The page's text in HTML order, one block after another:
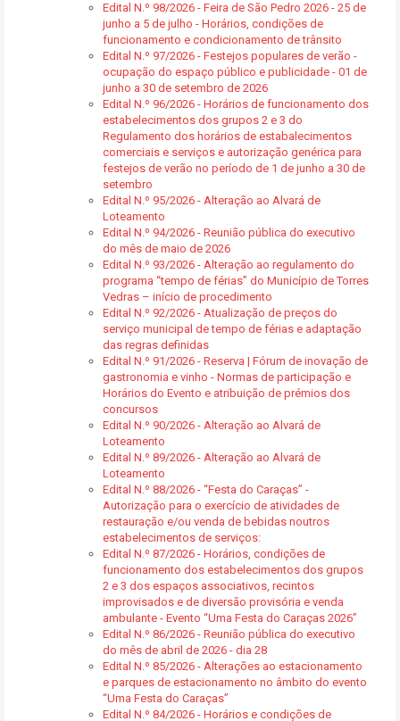
Edital N.º 98/2026 - Feira de São Pedro 2026 - 25 de
junho a 5 de julho - Horários, condições de
funcionamento e condicionamento de trânsito
Edital N.º 97/2026 - Festejos populares de verão -
ocupação do espaço público e publicidade - 01 de
junho a 30 de setembro de 2026
Edital N.º 96/2026 - Horários de funcionamento dos
estabelecimentos dos grupos 2 e 3 do
Regulamento dos horários de estabalecimentos
comerciais e serviços e autorização genérica para
festejos de verão no período de 1 de junho a 30 de
setembro
Edital N.º 95/2026 - Alteração ao Alvará de
Loteamento
Edital N.º 94/2026 - Reunião pública do executivo
do mês de maio de 2026
Edital N.º 93/2026 - Alteração ao regulamento do
programa “tempo de férias” do Município de Torres
Vedras – início de procedimento
Edital N.º 92/2026 - Atualização de preços do
serviço municipal de tempo de férias e adaptação
das regras definidas
Edital N.º 91/2026 - Reserva | Fórum de inovação de
gastronomia e vinho - Normas de participação e
Horários do Evento e atribuição de prémios dos
concursos
Edital N.º 90/2026 - Alteração ao Alvará de
Loteamento
Edital N.º 89/2026 - Alteração ao Alvará de
Loteamento
Edital N.º 88/2026 - “Festa do Caraças” -
Autorização para o exercício de atividades de
restauração e/ou venda de bebidas noutros
estabelecimentos de serviços:
Edital N.º 87/2026 - Horários, condições de
funcionamento dos estabelecimentos dos grupos
2 e 3 dos espaços associativos, recintos
improvisados e de diversão provisória e venda
ambulante - Evento “Uma Festa do Caraças 2026”
Edital N.º 86/2026 - Reunião pública do executivo
do mês de abril de 2026 - dia 28
Edital N.º 85/2026 - Alterações ao estacionamento
e parques de estacionamento no âmbito do evento
“Uma Festa do Caraças”
Edital N.º 84/2026 - Horários e condições de